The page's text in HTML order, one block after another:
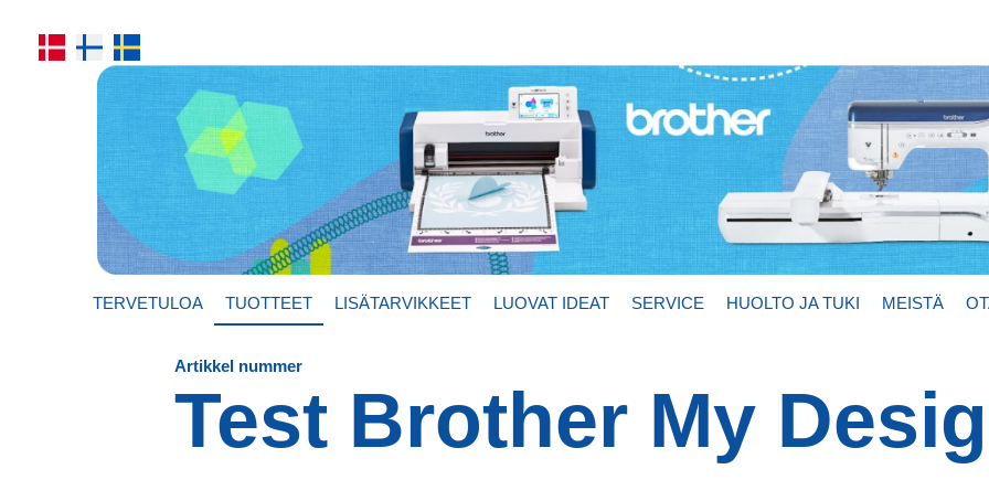
TERVETULOA TUOTTEET LISÄTARVIKKEET LUOVAT IDEAT SERVICE HUOLTO JA TUKI MEISTÄ
Artikkel nummer
Test Brother My